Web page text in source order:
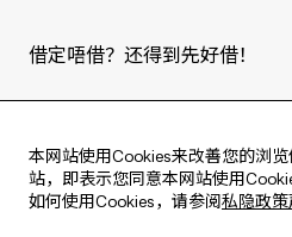
本网站使用Cookies来改善您的浏
站，即表示您同意本网站使用
如何使用Cookies，请参阅 私隐政策
借定唔借？还得到先好借！